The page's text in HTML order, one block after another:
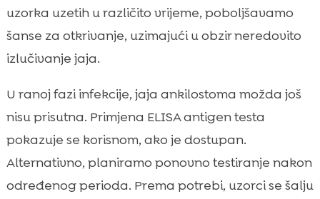
uzorka uzetih u različito vrijeme, poboljšavamo
šanse za otkrivanje, uzimajući u obzir neredovito
izlučivanje jaja.
U ranoj fazi infekcije, jaja ankilostoma možda još
nisu prisutna. Primjena ELISA antigen testa
pokazuje se korisnom, ako je dostupan.
Alternativno, planiramo ponovno testiranje nakon
određenog perioda. Prema potrebi, uzorci se šalju